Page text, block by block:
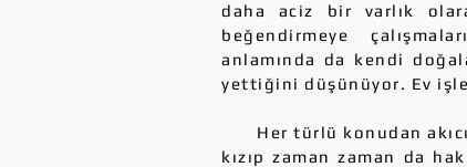
daha aciz bir varlık
beğendirmeye
anlamında da kendi
yettiğini düşünüyor. Ev
Her türlü konudan akıcı
kızıp zaman zaman da